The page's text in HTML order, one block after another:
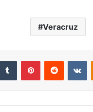
Veracruz
Tumblr PinterestReddit